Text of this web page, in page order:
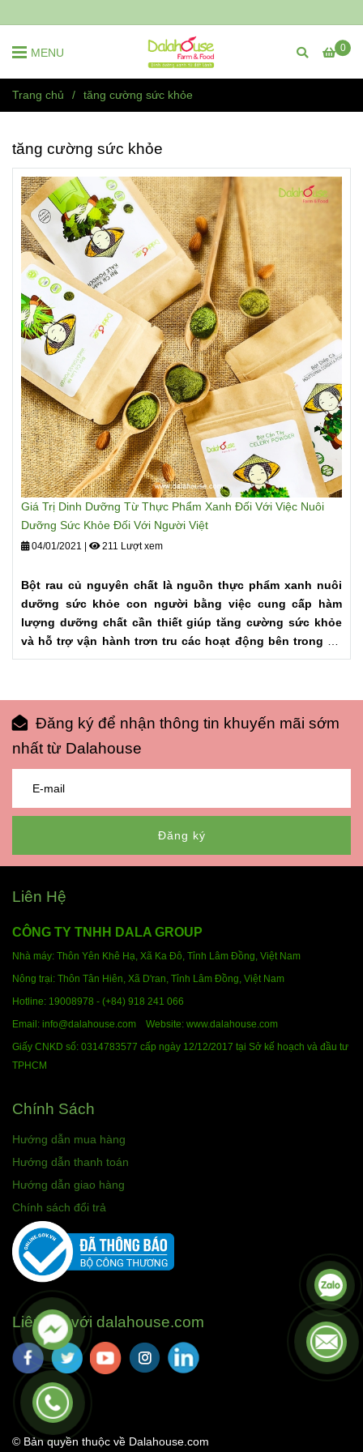
0
MENU
Trang chủ / tăng cường sức khỏe
tăng cường sức khỏe
Giá Trị Dinh Dưỡng Từ Thực Phẩm Xanh Đối Với Việc Nuôi
Dưỡng Sức Khỏe Đối Với Người Việt
04/01/2021 211 Lượt xem
Bột rau củ nguyên chất là nguồn thực phẩm xanh nuôi
dưỡng sức khỏe con người bằng việc cung cấp hàm
lượng dưỡng chất cần thiết giúp tăng cường sức khỏe
và hỗ trợ vận hành trơn tru các hoạt động bên trong cơ
thể. Phù hợp với nhịp sống hiện tại của người Việt.
Đăng ký để nhận thông tin khuyến mãi sớm
nhất từ Dalahouse
Đăng ký
Liên Hệ
CÔNG TY TNHH DALA GROUP
Nhà máy: Thôn Yên Khê Hạ, Xã Ka Đô, Tỉnh Lâm Đồng, Việt Nam
Nông trại: Thôn Tân Hiên, Xã D'ran, Tỉnh Lâm Đồng, Việt Nam
Hotline: 19008978 - (+84) 918 241 066
Email: info@dalahouse.com Website: www.dalahouse.com
Giấy CNKD số: 0314783577 cấp ngày 12/12/2017 tại Sở kế hoạch và đầu tư
TPHCM
Chính Sách
Hướng dẫn mua hàng
Hướng dẫn thanh toán
Hướng dẫn giao hàng
Chính sách đổi trả
Liên kết với dalahouse.com
© Bản quyền thuộc về Dalahouse.com